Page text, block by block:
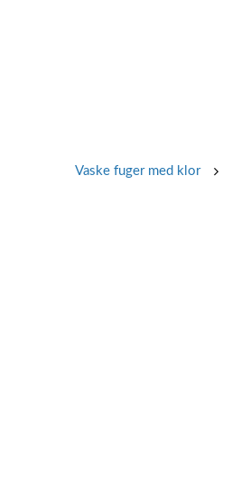
Vaske fuger med klor